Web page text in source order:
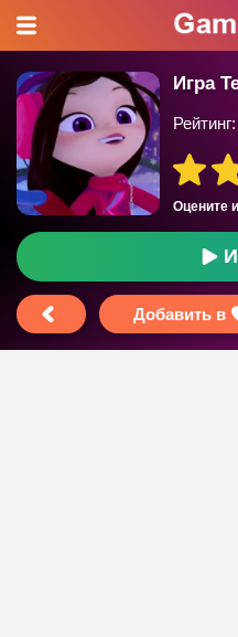
Игра
Оцените
Рейтинг:
Добавить в